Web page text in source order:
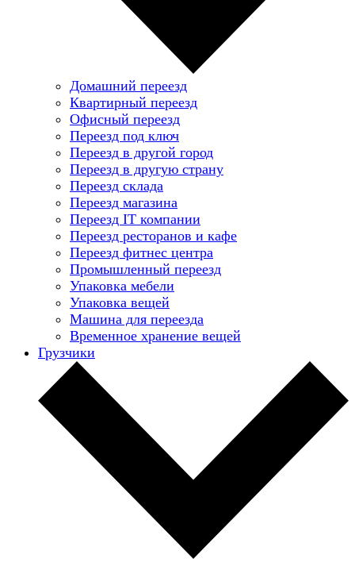
Домашний переезд
Квартирный переезд
Офисный переезд
Переезд под ключ
Переезд в другой город
Переезд в другую страну
Переезд склада
Переезд магазина
Переезд IT компании
Переезд ресторанов и кафе
Переезд фитнес центра
Промышленный переезд
Упаковка мебели
Упаковка вещей
Машина для переезда
Временное хранение вещей
Грузчики